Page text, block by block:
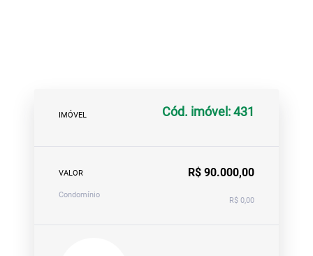
IMÓVEL Cód. imóvel: 431
VALOR R$ 90.000,00
Condomínio
R$ 0,00